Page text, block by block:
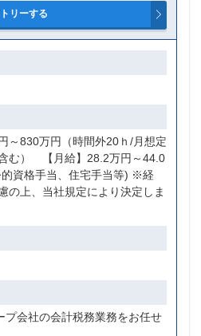
～830万円（時間外20ｈ/月想定
む） 【月給】28.2万円～44.0
資格手当、住宅手当等) ※経
の上、当社規定により決定しま
プ会社の会計税務業務をお任せ